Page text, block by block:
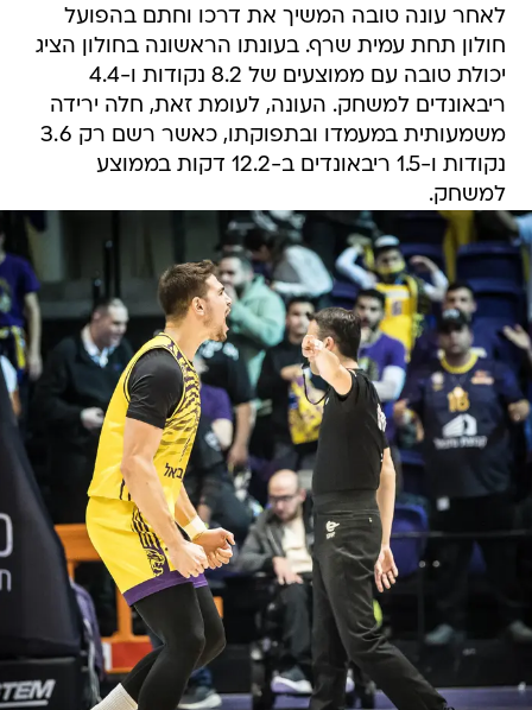
לאחר עונה טובה המשיך את דרכו וחתם בהפועל
חולון תחת עמית שרף. בעונתו הראשונה בחולון הציג
יכולת טובה עם ממוצעים של 8.2 נקודות ו-4.4
ריבאונדים למשחק. העונה, לעומת זאת, חלה ירידה
משמעותית במעמדו ובתפוקתו, כאשר רשם רק 3.6
נקודות ו-1.5 ריבאונדים ב-12.2 דקות בממוצע
למשחק.